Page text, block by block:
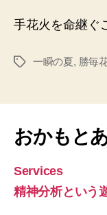
手花火を命継
タ
一瞬の夏, 勝毎
おかもと
Services
精神分析という